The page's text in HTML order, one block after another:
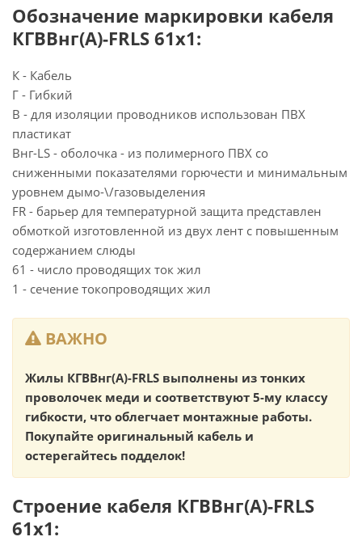
Обозначение маркировки кабеля
КГВВнг(А)-FRLS 61х1:
К - Кабель
Г - Гибкий
В - для изоляции проводников использован ПВХ
пластикат
Внг-LS - оболочка - из полимерного ПВХ со
сниженными показателями горючести и минимальным
уровнем дымо-\/газовыделения
FR - барьер для температурной защита представлен
обмоткой изготовленной из двух лент с повышенным
содержанием слюды
61 - число проводящих ток жил
1 - сечение токопроводящих жил
ВАЖНО
Жилы КГВВнг(А)-FRLS выполнены из тонких
проволочек меди и соответствуют 5-му классу
гибкости, что облегчает монтажные работы.
Покупайте оригинальный кабель и
остерегайтесь подделок!
Строение кабеля КГВВнг(А)-FRLS
61х1: